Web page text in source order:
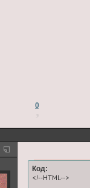
0
Код:
<!--HTML-->